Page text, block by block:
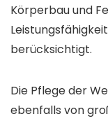
Körperbau und
berücksichtigt.
Die Pflege der
ebenfalls von